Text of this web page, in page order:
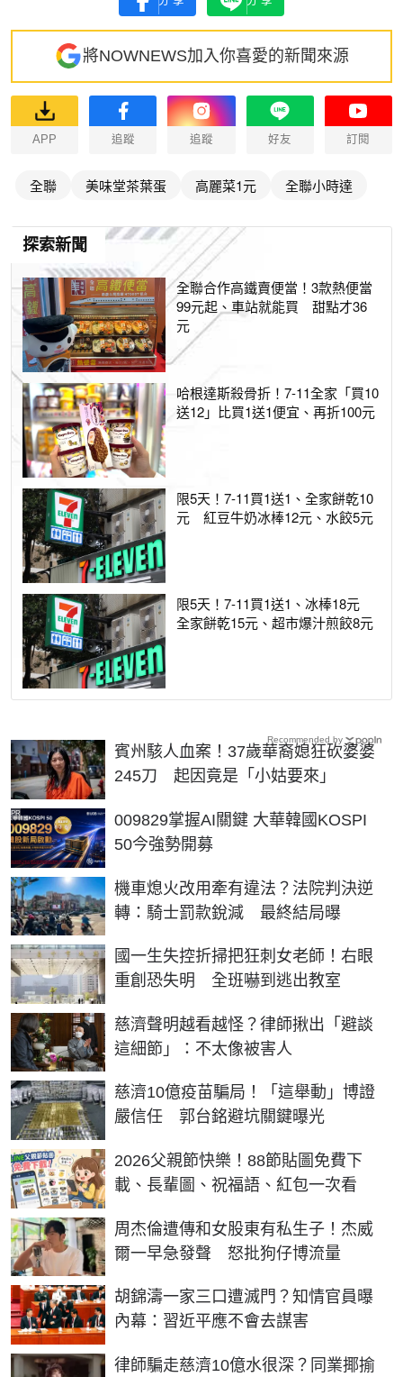
將NOWNEWS加入你喜愛的新聞來源
APP 追蹤 追蹤 好友 訂閱
全聯 美味堂茶葉蛋 高麗菜1元 全聯小時達
探索新聞
全聯合作高鐵賣便當！3款熱便當
99元起、車站就能買 甜點才36
元
哈根達斯殺骨折！7-11全家「買10
送12」比買1送1便宜、再折100元
限5天！7-11買1送1、全家餅乾10
元 紅豆牛奶冰棒12元、水餃5元
限5天！7-11買1送1、冰棒18元
全家餅乾15元、超市爆汁煎餃8元
賓州駭人血案！37歲華裔媳狂砍婆婆
245刀 起因竟是「小姑要來」
009829掌握AI關鍵 大華韓國KOSPI
50今強勢開募
PR
機車熄火改用牽有違法？法院判決逆
轉：騎士罰款銳減 最終結局曝
國一生失控折掃把狂刺女老師！右眼
重創恐失明 全班嚇到逃出教室
慈濟聲明越看越怪？律師揪出「避談
這細節」：不太像被害人
慈濟10億疫苗騙局！「這舉動」博證
嚴信任 郭台銘避坑關鍵曝光
2026父親節快樂！88節貼圖免費下
載、長輩圖、祝福語、紅包一次看
周杰倫遭傳和女股東有私生子！杰威
爾一早急發聲 怒批狗仔博流量
胡錦濤一家三口遭滅門？知情官員曝
內幕：習近平應不會去謀害
律師騙走慈濟10億水很深？同業揶揄
Recommended by